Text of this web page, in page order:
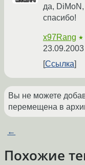
да,
спасибо!
x97Rang
Ссылка
Вы не можете
перемещена в
←
Похожие